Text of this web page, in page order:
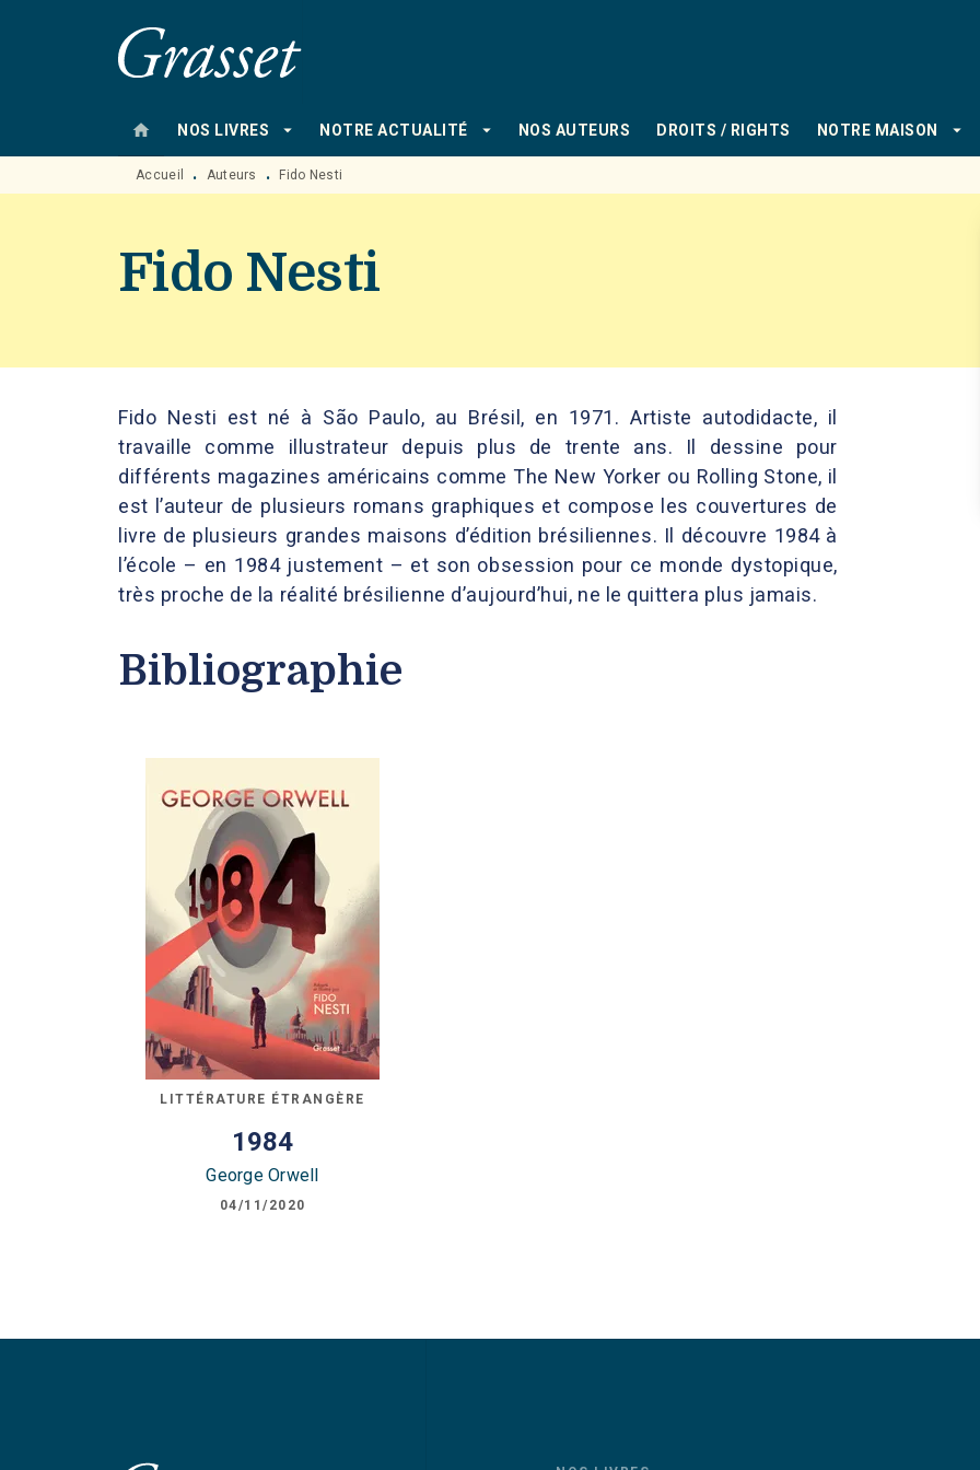
MENU RECHERCHE
home NOS LIVRES arrow_drop_down NOTRE ACTUALITÉ arrow_drop_down NOS AUTEURS DROITS / RIGHTS NOTRE MAISON arrow_drop_down
Accueil • Auteurs • Fido Nesti
Fido Nesti
Fido Nesti est né à São Paulo, au Brésil, en 1971. Artiste autodidacte, il
travaille comme illustrateur depuis plus de trente ans. Il dessine pour
différents magazines américains comme The New Yorker ou Rolling Stone, il
est l’auteur de plusieurs romans graphiques et compose les couvertures de
livre de plusieurs grandes maisons d’édition brésiliennes. Il découvre 1984 à
l’école – en 1984 justement – et son obsession pour ce monde dystopique,
très proche de la réalité brésilienne d’aujourd’hui, ne le quittera plus jamais.
Bibliographie
LITTÉRATURE ÉTRANGÈRE
1984
George Orwell
04/11/2020